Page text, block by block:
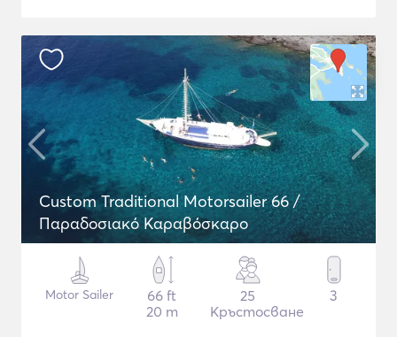
Custom Traditional Motorsailer 66 /
Παραδοσιακό Καραβόσκαρο
Motor Sailer
66 ft
20 m
25
Кръстосване
3